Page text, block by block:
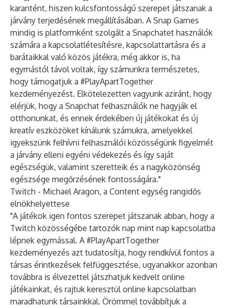
karantént, hiszen kulcsfontosságú szerepet játszanak a
járvány terjedésének megállításában. A Snap Games
mindig is platformként szolgált a Snapchatet használók
számára a kapcsolatlétesítésre, kapcsolattartásra és a
barátaikkal való közös játékra, még akkor is, ha
egymástól távol voltak, így számunkra természetes,
hogy támogatjuk a #PlayApartTogether
kezdeményezést. Elkötelezetten vagyunk aziránt, hogy
elérjük, hogy a Snapchat felhasználók ne hagyják el
otthonunkat, és ennek érdekében új játékokat és új
kreatív eszközöket kínálunk számukra, amelyekkel
igyekszünk felhívni felhasználói közösségünk figyelmét
a járvány elleni egyéni védekezés és így saját
egészségük, valamint szeretteik és a nagyközönség
egészsége megőrzésének fontosságára."
Twitch - Michael Aragon, a Content egység rangidős
elnökhelyettese
"A játékok igen fontos szerepet játszanak abban, hogy a
Twitch közösségébe tartozók nap mint nap kapcsolatba
lépnek egymással. A #PlayApartTogether
kezdeményezés azt tudatosítja, hogy rendkívül fontos a
társas érintkezések felfüggesztése, ugyanakkor azonban
továbbra is élvezettel játszhatjuk kedvelt online
játékainkat, és rajtuk keresztül online kapcsolatban
maradhatunk társainkkal. Örömmel továbbítjuk a